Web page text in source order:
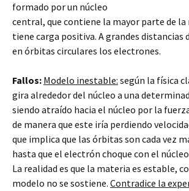
formado por un núcleo
central, que contiene la mayor parte de la
tiene carga positiva. A grandes distancias
en órbitas circulares los electrones.
Fallos: Modelo inestable: según la física
gira alrededor del núcleo a una
siendo atraído hacia el núcleo por la
de manera que este iría perdiendo
que implica que las órbitas son cada vez
hasta que el electrón choque con el
La realidad es que la materia es estable,
modelo no se sostiene. Contradice la